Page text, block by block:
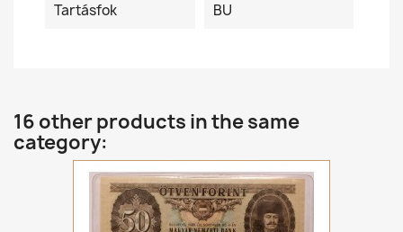
Tartásfok
BU
16 other products in the same
category: